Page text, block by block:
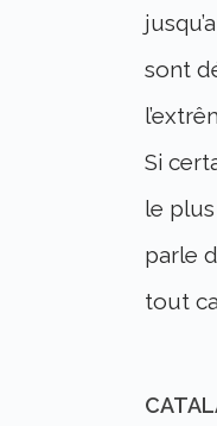
sont
Si
le
parle
tout